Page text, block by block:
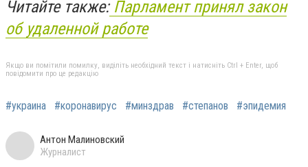
Читайте также:Парламент принял закон
об удаленной работе
Якщо ви помітили помилку, виділіть необхідний текст і натисніть Ctrl + Enter, щоб
повідомити про це редакцію
#украина #коронавирус #минздрав #степанов #эпидемия
Антон Малиновский
Журналист